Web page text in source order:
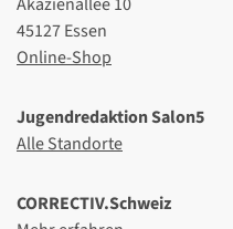
45127 Essen
Online-Shop
Jugendredaktion Salon5
Alle Standorte
CORRECTIV.Schweiz